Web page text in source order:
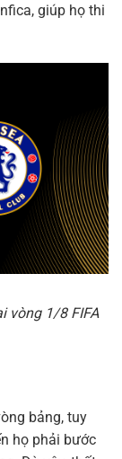
giúp họ thi
vòng 1/8 FIFA
bảng, tuy
họ phải bước